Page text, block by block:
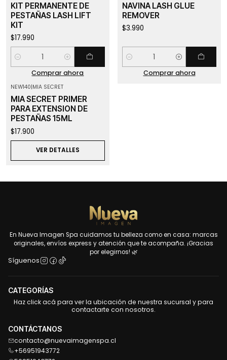
KIT PERMANENTE DE
PESTAÑAS LASH LIFT
KIT
$17.990
Cantidad
Comprar ahora
NAVINA LASH GLUE
REMOVER
$3.990
Cantidad
Comprar ahora
NEW140|MIA SECRET
MIA SECRET PRIMER
PARA EXTENSION DE
PESTAÑAS 15ML
$17.900
VER DETALLES
En Nueva Imagen Spa cuidamos tu belleza como en casa: marcas
originales, envíos express y atención que te acompaña. ¡Gracias
por elegirnos! 🌿
Síguenos
CATEGORÍAS
Haz click acá para ver la ubicación de nuestra sucursal y para
contactarte con nosotros.
CONTÁCTANOS
contacto@nuevaimagenspa.cl
+56951943772